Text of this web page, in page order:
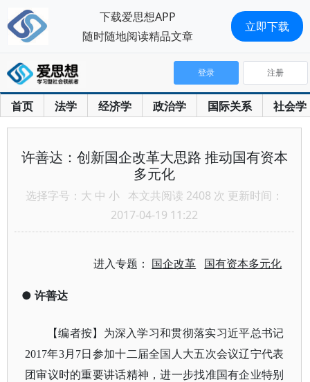
首页 法学 经济学 政治学 国际关系 社会学
登录 注册
许善达：创新国企改革大思路 推动国有资本
多元化
选择字号： 大 中 小 本文共阅读 2408 次 更新时间：
2017-04-19 11:22
进入专题： 国企改革 国有资本多元化
● 许善达
【编者按】为深入学习和贯彻落实习近平总书记
2017年3月7日参加十二届全国人大五次会议辽宁代表
团审议时的重要讲话精神，进一步找准国有企业特别
下载爱思想APP
随时随地阅读精品文章
立即下载